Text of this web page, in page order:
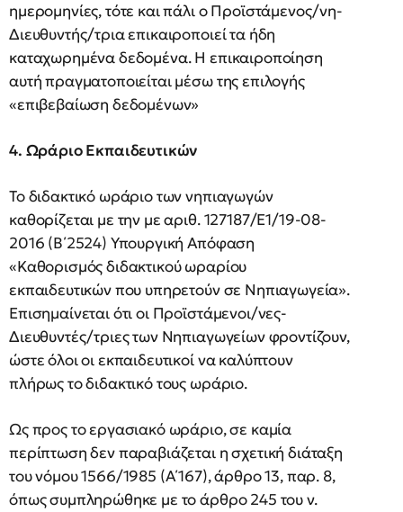
ημερομηνίες, τότε και πάλι ο Προϊστάμενος/νη-
Διευθυντής/τρια επικαιροποιεί τα ήδη
καταχωρημένα δεδομένα. Η επικαιροποίηση
αυτή πραγματοποιείται μέσω της επιλογής
«επιβεβαίωση δεδομένων»
4. Ωράριο Εκπαιδευτικών
Το διδακτικό ωράριο των νηπιαγωγών
καθορίζεται με την με αριθ. 127187/Ε1/19-08-
2016 (Β΄2524) Υπουργική Απόφαση
«Καθορισμός διδακτικού ωραρίου
εκπαιδευτικών που υπηρετούν σε Νηπιαγωγεία».
Επισημαίνεται ότι οι Προϊστάμενοι/νες-
Διευθυντές/τριες των Νηπιαγωγείων φροντίζουν,
ώστε όλοι οι εκπαιδευτικοί να καλύπτουν
πλήρως το διδακτικό τους ωράριο.
Ως προς το εργασιακό ωράριο, σε καμία
περίπτωση δεν παραβιάζεται η σχετική διάταξη
του νόμου 1566/1985 (Α΄167), άρθρο 13, παρ. 8,
όπως συμπληρώθηκε με το άρθρο 245 του ν.